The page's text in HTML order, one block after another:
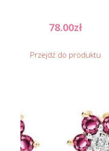
78.00zł
Przejdź do produktu